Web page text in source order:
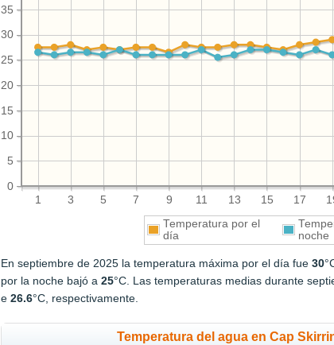
1 3 5 7 9 11 13 15 17
0
5
10
15
20
25
30
35
Temperatura por el
día
noche
En septiembre de 2025 la temperatura máxima por el día fue30
por la noche bajó a25°C. Las temperaturas medias durante
e26.6°C, respectivamente.
Temperatura del agua en Cap